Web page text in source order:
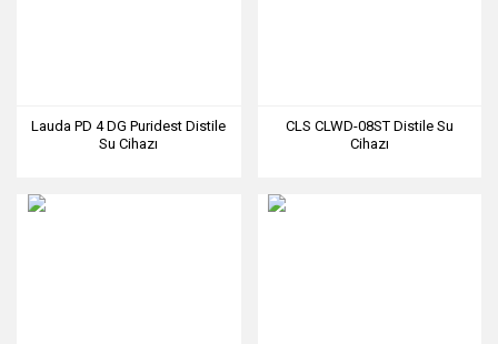
Lauda PD 4 DG Puridest Distile
Su Cihazı
CLS CLWD-08ST Distile Su
Cihazı